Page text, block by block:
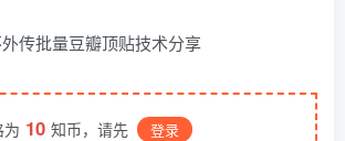
传批量豆瓣顶贴技术分享
10 知币，请先
登录